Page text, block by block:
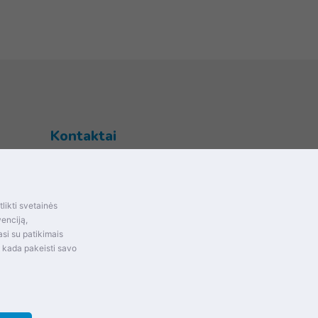
ir
Kontaktai
svetainės
su patikimais
kada pakeisti savo